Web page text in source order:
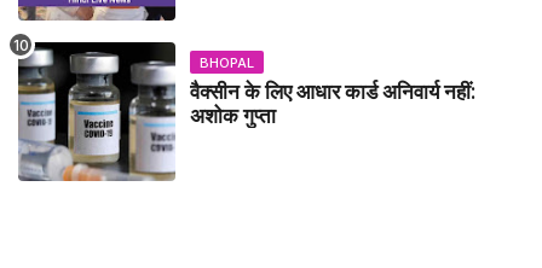
BHOPAL
वैक्सीन के लिए आधार कार्ड अनिवार्य नहीं:
अशोक गुप्ता